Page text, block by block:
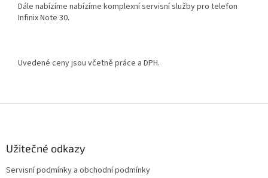
Dále nabízíme nabízíme komplexní servisní služby pro telefon
Infinix Note 30.
Uvedené ceny jsou včetně práce a DPH.
Užitečné odkazy
Servisní podmínky a obchodní podmínky